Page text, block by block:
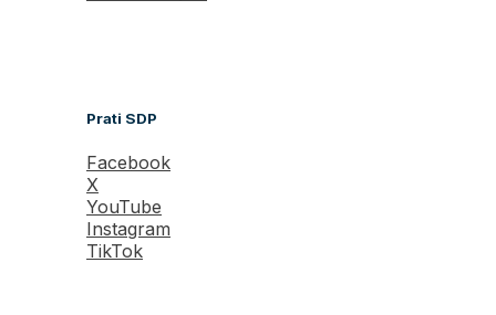
Prati SDP
Facebook
X
YouTube
Instagram
TikTok